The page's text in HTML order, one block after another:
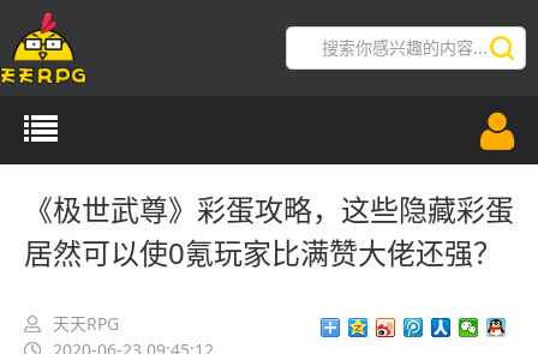
导航切换
《极世武尊》彩蛋攻略，这些隐藏彩蛋
居然可以使0氪玩家比满赞大佬还强？
天天RPG